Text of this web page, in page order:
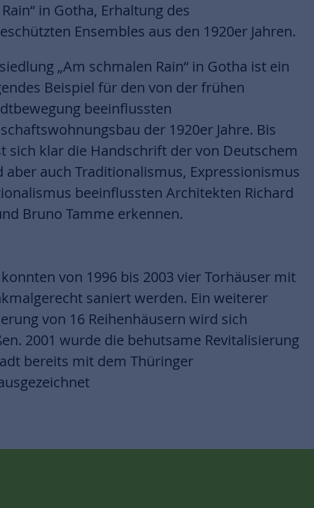
in Gotha, Erhaltung des
Ensembles aus den 1920er Jahren.
„Am schmalen Rain“ in Gotha ist ein
Beispiel für den von der frühen
beeinflussten
der 1920er Jahre. Bis
sich klar die Handschrift der von Deutschem
aber auch Traditionalismus, Expressionismus
beeinflussten Architekten Richard
Bruno Tamme erkennen.
von 1996 bis 2003 vier Torhäuser mit
saniert werden. Ein weiterer
von 16 Reihenhäusern wird sich
2001 wurde die behutsame Revitalisierung
bereits mit dem Thüringer